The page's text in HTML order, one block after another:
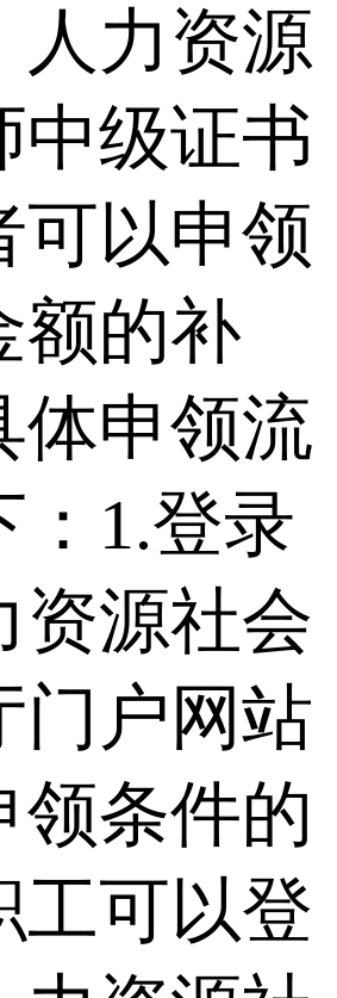
人力资源
中级证书
可以申领
额的补
体申领流
：1.登录
资源社会
门户网站
领条件的
工可以登